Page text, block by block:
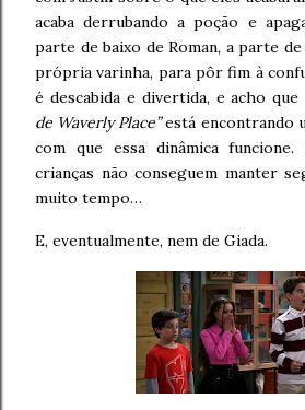
acaba derrubando a poção e
parte de baixo de Roman, a parte
própria varinha, para pôr fim à
é descabida e divertida, e acho que
de Waverly Place”está encontrando
com que essa dinâmica
crianças não conseguem manter
muito tempo…
E, eventualmente, nem de Giada.